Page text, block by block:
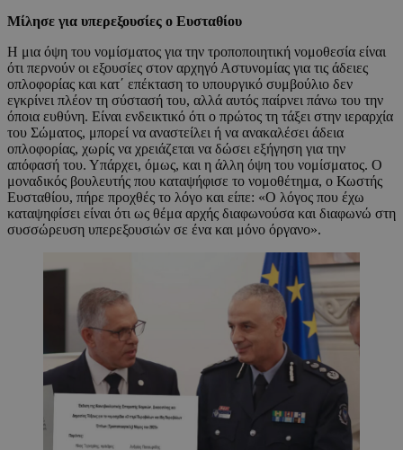
Μίλησε για υπερεξουσίες ο Ευσταθίου
Η μια όψη του νομίσματος για την τροποποιητική νομοθεσία είναι
ότι περνούν οι εξουσίες στον αρχηγό Αστυνομίας για τις άδειες
οπλοφορίας και κατ΄ επέκταση το υπουργικό συμβούλιο δεν
εγκρίνει πλέον τη σύστασή του, αλλά αυτός παίρνει πάνω του την
όποια ευθύνη. Είναι ενδεικτικό ότι ο πρώτος τη τάξει στην ιεραρχία
του Σώματος, μπορεί να αναστείλει ή να ανακαλέσει άδεια
οπλοφορίας, χωρίς να χρειάζεται να δώσει εξήγηση για την
απόφασή του. Υπάρχει, όμως, και η άλλη όψη του νομίσματος. Ο
μοναδικός βουλευτής που καταψήφισε το νομοθέτημα, ο Κωστής
Ευσταθίου, πήρε προχθές το λόγο και είπε: «Ο λόγος που έχω
καταψηφίσει είναι ότι ως θέμα αρχής διαφωνούσα και διαφωνώ στη
συσσώρευση υπερεξουσιών σε ένα και μόνο όργανο».